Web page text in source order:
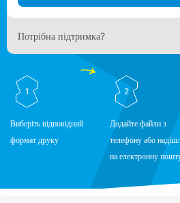
Потрібна підтримка?
1
Виберіть відповідний
формат друку
2
Додайте файли з
телефону або
на електронну